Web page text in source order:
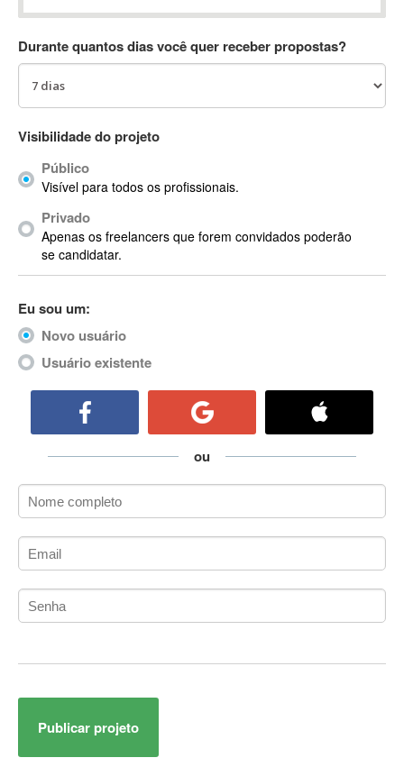
AC Drives
ACARS
AccountMate
Acrobat
Acrobat X
Acronis
ACT
ActionScript
ActionScript 3
Active Directory
ActiveX Data Objects (ADO)
ADK
Administração Acadêmica
Administração de Artistas e Repertórios
Administração de Banco de Dados
Administração de Redes
Administrador de Sistemas
Adobe After Effects
Adobe AIR
Durante quantos dias você quer receber propostas?
Visibilidade do projeto
Público
Visível para todos os profissionais.
Privado
Apenas os freelancers que forem convidados poderão
se candidatar.
Eu sou um:
Novo usuário
Usuário existente
ou
Publicar projeto